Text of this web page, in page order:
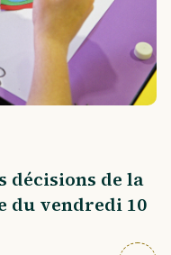
décisions de la
du vendredi 10